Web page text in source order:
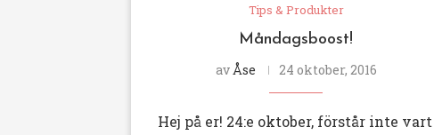
Tips & Produkter
Måndagsboost!
avÅse 24 oktober, 2016
Hej på er! 24:e oktober, förstår inte vart